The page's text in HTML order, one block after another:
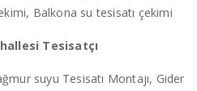
Balkona su tesisatı çekimi
Tesisatçı
suyu Tesisatı Montajı, Gider